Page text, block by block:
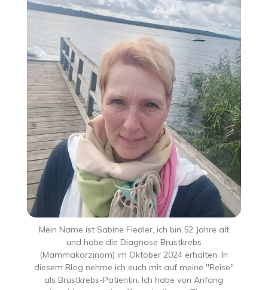
Mein Name ist Sabine Fiedler, ich bin 52 Jahre alt
und habe die Diagnose Brustkrebs
(Mammakarzinom) im Oktober 2024 erhalten. In
diesem Blog nehme ich euch mit auf meine "Reise"
als Brustkrebs-Patientin. Ich habe von Anfang